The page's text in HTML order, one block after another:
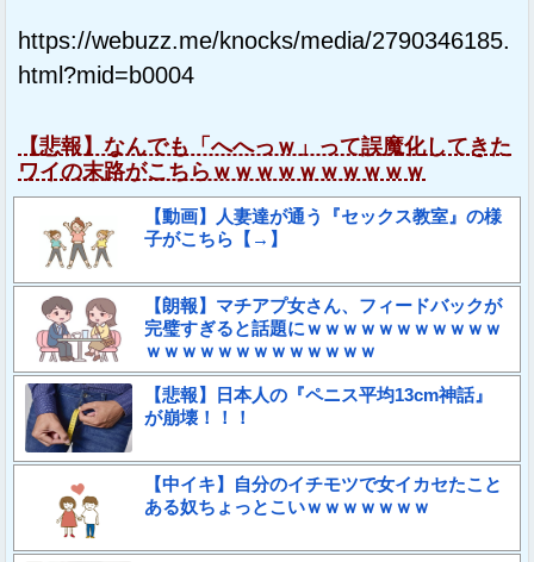
https://webuzz.me/knocks/media/2790346185.
html?mid=b0004
【悲報】なんでも「へへっｗ」って誤魔化してきた
ワイの末路がこちらｗｗｗｗｗｗｗｗｗｗ
【動画】人妻達が通う『セックス教室』の様
子がこちら【→】
【朗報】マチアプ女さん、フィードバックが
完璧すぎると話題にｗｗｗｗｗｗｗｗｗｗｗ
ｗｗｗｗｗｗｗｗｗｗｗｗｗ
【悲報】日本人の『ペニス平均13cm神話』
が崩壊！！！
【中イキ】自分のイチモツで女イカセたこと
ある奴ちょっとこいｗｗｗｗｗｗｗ